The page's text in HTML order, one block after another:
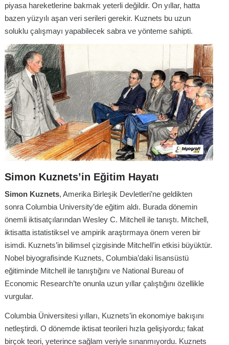
piyasa hareketlerine bakmak yeterli değildir. On yıllar, hatta
bazen yüzyılı aşan veri serileri gerekir. Kuznets bu uzun
soluklu çalışmayı yapabilecek sabra ve yönteme sahipti.
Simon Kuznets’in Eğitim Hayatı
Simon Kuznets, Amerika Birleşik Devletleri’ne geldikten
sonra Columbia University’de eğitim aldı. Burada dönemin
önemli iktisatçılarından Wesley C. Mitchell ile tanıştı. Mitchell,
iktisatta istatistiksel ve ampirik araştırmaya önem veren bir
isimdi. Kuznets’in bilimsel çizgisinde Mitchell’in etkisi büyüktür.
Nobel biyografisinde Kuznets, Columbia’daki lisansüstü
eğitiminde Mitchell ile tanıştığını ve National Bureau of
Economic Research’te onunla uzun yıllar çalıştığını özellikle
vurgular.
Columbia Üniversitesi yılları, Kuznets’in ekonomiye bakışını
netleştirdi. O dönemde iktisat teorileri hızla gelişiyordu; fakat
birçok teori, yeterince sağlam veriyle sınanmıyordu. Kuznets